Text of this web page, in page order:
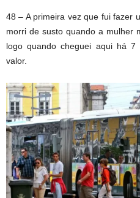
48 – A primeira vez que fui fazer
morri de susto quando a mulher
logo quando cheguei aqui há
valor.